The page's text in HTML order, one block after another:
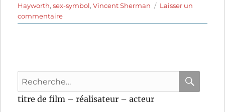
Hayworth,sex-symbol,Vincent Sherman
Laisser un
commentairesur
L’Affaire
Vincent
Recherche
pour
titre de film – réalisateur – acteur